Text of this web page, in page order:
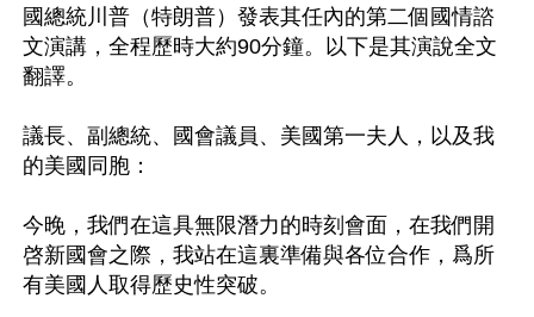
國總統川普（特朗普）發表其任內的第二個國情諮
文演講，全程歷時大約90分鐘。以下是其演說全文
翻譯。
議長、副總統、國會議員、美國第一夫人，以及我
的美國同胞：
今晚，我們在這具無限潛力的時刻會面，在我們開
啓新國會之際，我站在這裏準備與各位合作，爲所
有美國人取得歷史性突破。